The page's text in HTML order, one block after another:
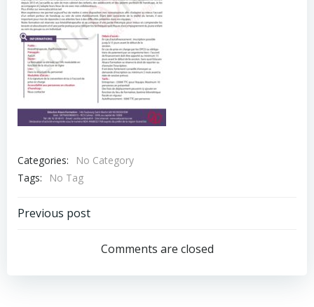
Categories:
No Category
Tags:
No Tag
Post
navigation
Previous post
Comments are closed